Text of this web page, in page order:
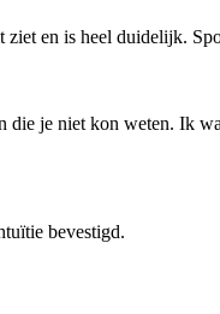
en is heel duidelijk.
die je niet kon weten. Ik
bevestigd.